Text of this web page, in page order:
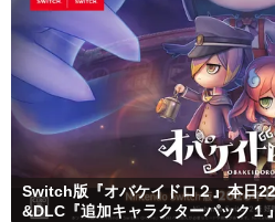
Switch版『オバケイドロ２』本日
&DLC『追加キャラクターパック１